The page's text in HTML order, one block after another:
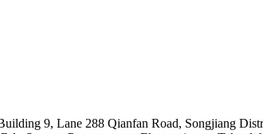
9, Lane 288 Qianfan Road, Songjiang